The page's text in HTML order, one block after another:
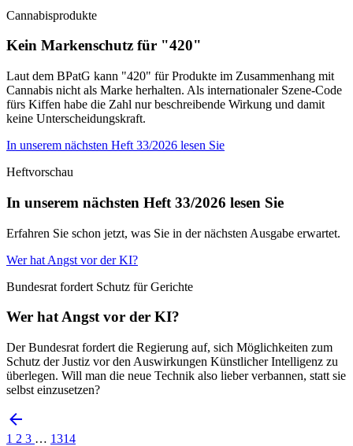
Cannabisprodukte
Kein Markenschutz für "420"
Laut dem BPatG kann "420" für Produkte im Zusammenhang mit
Cannabis nicht als Marke herhalten. Als internationaler Szene-Code
fürs Kiffen habe die Zahl nur beschreibende Wirkung und damit
keine Unterscheidungskraft.
In unserem nächsten Heft 33/2026 lesen Sie
Heftvorschau
In unserem nächsten Heft 33/2026 lesen Sie
Erfahren Sie schon jetzt, was Sie in der nächsten Ausgabe erwartet.
Wer hat Angst vor der KI?
Bundesrat fordert Schutz für Gerichte
Wer hat Angst vor der KI?
Der Bundesrat fordert die Regierung auf, sich Möglichkeiten zum
Schutz der Justiz vor den Auswirkungen Künstlicher Intelligenz zu
überlegen. Will man die neue Technik also lieber verbannen, statt sie
selbst einzusetzen?
1 2 3 … 1314